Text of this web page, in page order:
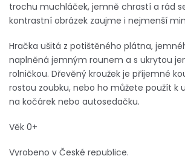
trochu muchláček, jemně chrastí a rád
kontrastní obrázek zaujme i nejmenší
Hračka ušitá z potištěného plátna,
naplněná jemným rounem a s ukrytou
rolničkou. Dřevěný kroužek je příjemné
rostou zoubku, nebo ho můžete použít k
na kočárek nebo autosedačku.
Věk 0+
Vyrobeno v České republice.